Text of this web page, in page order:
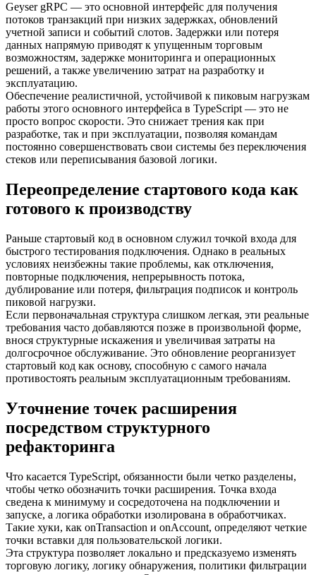
Geyser gRPC — это основной интерфейс для получения
потоков транзакций при низких задержках, обновлений
учетной записи и событий слотов. Задержки или потеря
данных напрямую приводят к упущенным торговым
возможностям, задержке мониторинга и операционных
решений, а также увеличению затрат на разработку и
эксплуатацию.
Обеспечение реалистичной, устойчивой к пиковым нагрузкам
работы этого основного интерфейса в TypeScript — это не
просто вопрос скорости. Это снижает трения как при
разработке, так и при эксплуатации, позволяя командам
постоянно совершенствовать свои системы без переключения
стеков или переписывания базовой логики.
Переопределение стартового кода как
готового к производству
Раньше стартовый код в основном служил точкой входа для
быстрого тестирования подключения. Однако в реальных
условиях неизбежны такие проблемы, как отключения,
повторные подключения, непрерывность потока,
дублирование или потеря, фильтрация подписок и контроль
пиковой нагрузки.
Если первоначальная структура слишком легкая, эти реальные
требования часто добавляются позже в произвольной форме,
внося структурные искажения и увеличивая затраты на
долгосрочное обслуживание. Это обновление реорганизует
стартовый код как основу, способную с самого начала
противостоять реальным эксплуатационным требованиям.
Уточнение точек расширения
посредством структурного
рефакторинга
Что касается TypeScript, обязанности были четко разделены,
чтобы четко обозначить точки расширения. Точка входа
сведена к минимуму и сосредоточена на подключении и
запуске, а логика обработки изолирована в обработчиках.
Такие хуки, как onTransaction и onAccount, определяют четкие
точки вставки для пользовательской логики.
Эта структура позволяет локально и предсказуемо изменять
торговую логику, логику обнаружения, политики фильтрации